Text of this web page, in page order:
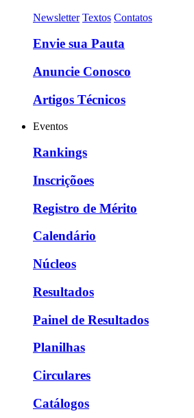
Newsletter Textos Contatos
Envie sua Pauta
Anuncie Conosco
Artigos Técnicos
Eventos
Rankings
Inscriçõoes
Registro de Mérito
Calendário
Núcleos
Resultados
Painel de Resultados
Planilhas
Circulares
Catálogos